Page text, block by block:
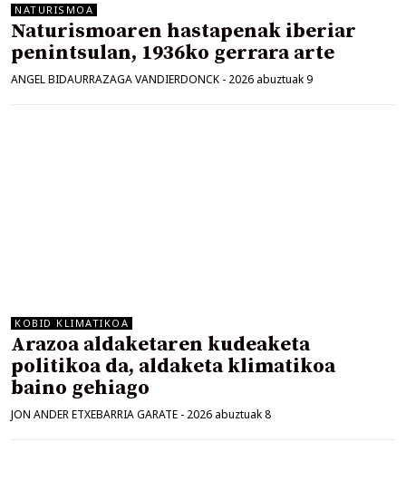
NATURISMOA
Naturismoaren hastapenak iberiar
penintsulan, 1936ko gerrara arte
ANGEL BIDAURRAZAGA VANDIERDONCK - 2026 abuztuak 9
KOBID KLIMATIKOA
Arazoa aldaketaren kudeaketa
politikoa da, aldaketa klimatikoa
baino gehiago
JON ANDER ETXEBARRIA GARATE - 2026 abuztuak 8